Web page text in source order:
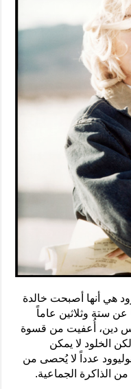
هي أنها أصبحت خالدة
ستة وثلاثين عاماً
دين، أُعفيت من قسوة
الخلود لا يمكن
عدداً لا يُحصى من
الذاكرة الجماعية.